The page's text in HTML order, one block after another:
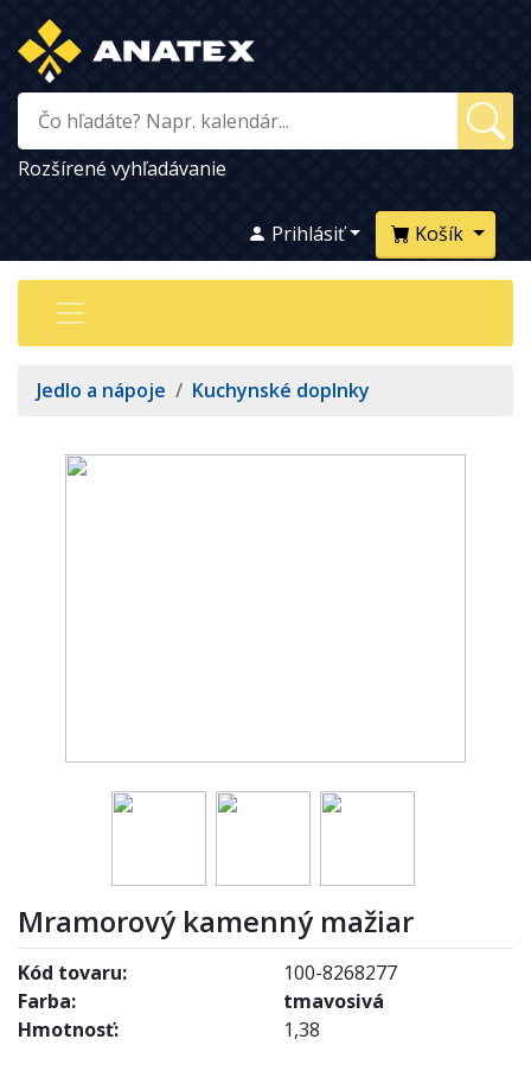
Rozšírené vyhľadávanie
Košík
Prihlásiť
Jedlo a nápoje / Kuchynské doplnky
Mramorový kamenný mažiar
Kód tovaru:
100-8268277
Farba:
tmavosivá
Hmotnosť:
1,38